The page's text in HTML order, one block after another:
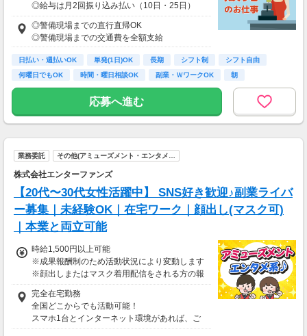
◎給与は月2回振り込み払い（10日・25日）
◎日払い制度の利用も可能（規定あり）
◎有資格者は日給+2,000円（一般路線は+1,000
円）
◎資格取得費用は当社全額負担
※65歳以上の方は下記給与になります
65～69歳：日勤／日給1万800円
70～79歳：日勤／日給1万500円
◎警備現場までの直行直帰OK
◎警備現場までの交通費を全額支給
日払い・週払いOK 単発(1日)OK 長期 シフト制
シフト自由
何曜日でもOK
時間・曜日相談OK 副業・ＷワークOK 朝
応募へ進む
業務委託 その他(アミューズメント・エンタメ…
株式会社エンターファンズ
【20代〜30代女性活躍中】 SNS好き歓迎♪副業ライバ
ー募集｜未経験OK｜在宅ワーク｜顔出し(マスク可)
｜本業と両立可能
時給1,500円以上可能
※成果報酬制のため活動状況により変動します
※顔出しまたはマスク着用配信をされる方の報
酬基準となります
【収入例】
■事務職Aさん（週3日・月50時間程度）
月収8万円～15万円
完全在宅勤務
全国どこからでも活動可能！
スマホ1台とインターネット環境があれば、ご
自宅からスタートできます。